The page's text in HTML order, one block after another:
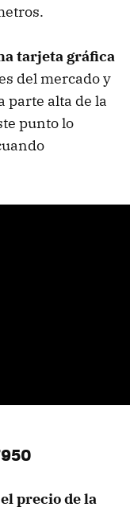
tarjeta gráfica
del mercado y
parte alta de la
punto lo
el precio de la